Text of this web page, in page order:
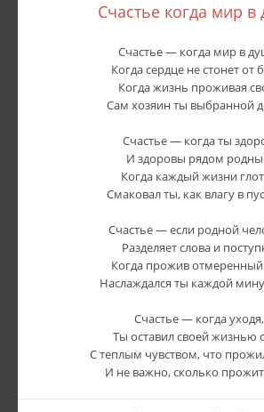
Счастье когда мир в
Счастье — когда мир в
Когда сердце не стонет от
Когда жизнь проживая
Сам хозяин ты выбранной
Счастье — когда ты
И здоровы рядом
Когда каждый жизни
Смаковал ты, как влагу в
Счастье — если родной
Разделяет слова и
Когда прожив отмеренный
Наслаждался ты каждой
Счастье — когда уходя,
Ты оставил своей жизнью
С теплым чувством, что
И не важно, сколько